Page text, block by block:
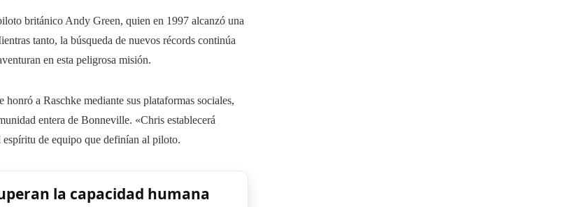
británico Andy Green, quien en 1997 alcanzó una
tanto, la búsqueda de nuevos récords continúa
en esta peligrosa misión.
a Raschke mediante sus plataformas sociales,
entera de Bonneville. «Chris establecerá
de equipo que definían al piloto.
la capacidad humana